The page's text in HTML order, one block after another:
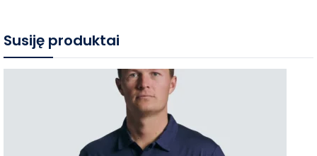
Susiję produktai